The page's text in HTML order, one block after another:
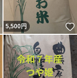
いいね！
5,500円